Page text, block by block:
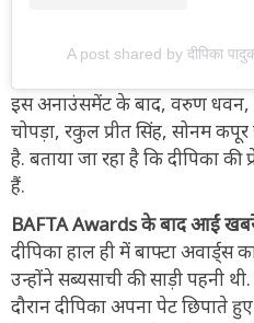
A post shared by दीपिका
इस अनाउंसमेंट के बाद, वरुण धवन,
चोपड़ा, रकुल प्रीत सिंह, सोनम
है. बताया जा रहा है कि दीपिका की
हैं.
BAFTA Awards के बाद आईं
दीपिका हाल ही में बाफ्टा अवार्ड्स
उन्होंने सब्यसाची की साड़ी पहनी
दौरान दीपिका अपना पेट